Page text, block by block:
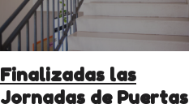
Finalizadas las
Jornadas de Puertas